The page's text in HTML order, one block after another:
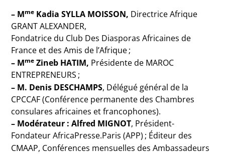
– Mme Kadia SYLLA MOISSON, Directrice Afrique
GRANT ALEXANDER,
Fondatrice du Club Des Diasporas Africaines de
France et des Amis de l’Afrique;
– Mme Zineb HATIM, Présidente de MAROC
ENTREPRENEURS ;
– M. Denis DESCHAMPS, Délégué général de la
CPCCAF (Conférence permanente des Chambres
consulares africaines et francophones).
– Modérateur : Alfred MIGNOT, Président-
Fondateur AfricaPresse.Paris (APP) ; Éditeur des
CMAAP, Conférences mensuelles des Ambassadeurs